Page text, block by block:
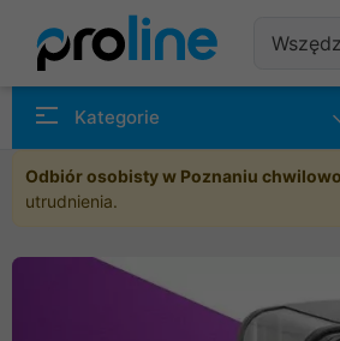
Kategorie
Odbiór osobisty w Poznaniu
utrudnienia.